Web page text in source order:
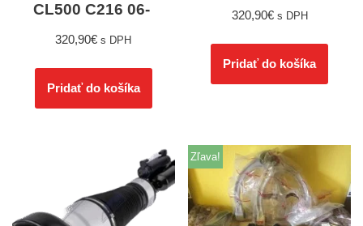
CL500 C216 06-
320,90€ s DPH
Pridať do košíka
320,90€ s DPH
Pridať do košíka
Zľava!